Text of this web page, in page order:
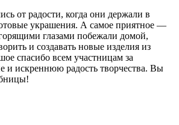
от радости, когда они держали в
украшения. А самое приятное —
глазами побежали домой,
и создавать новые изделия из
спасибо всем участницам за
и искреннюю радость творчества. Вы